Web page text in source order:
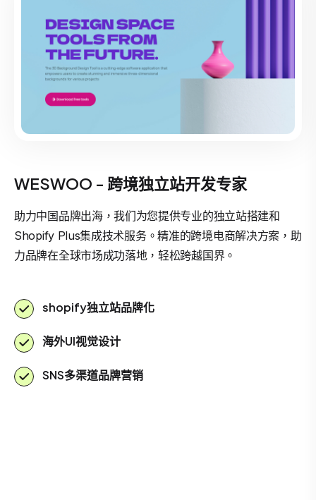
WESWOO - 跨境独立站开发专家
助力中国品牌出海，我们为您提供专业的独立站搭建和
Shopify Plus集成技术服务。精准的跨境电商解决方案，助
力品牌在全球市场成功落地，轻松跨越国界。
shopify独立站品牌化
海外UI视觉设计
SNS多渠道品牌营销